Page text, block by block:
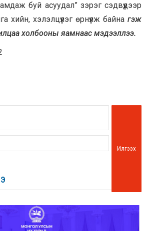
буй асуудал” зэрэг сэдвүүдээр
хийн, хэлэлцүүлэг өрнүүлж байна гэж
холбооны яамнаас мэдээллээ.
Илгээх